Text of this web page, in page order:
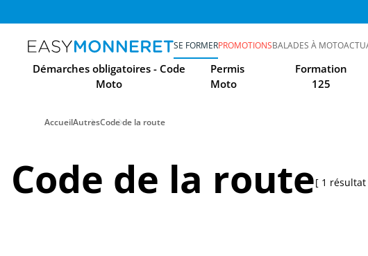
SE FORMER
Démarches obligatoires - Code
Moto
Permis
Moto
Formation
125
PROMOTIONSBALADES À MOTO
AccueilAutresCode de la route
Code de la route 1 résultat